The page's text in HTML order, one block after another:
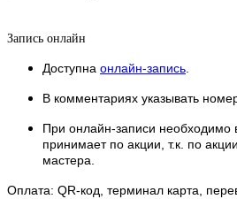
Запись онлайн
Доступна онлайн-запись
В комментариях указывать
При онлайн-записи необходимо
принимает по акции, т.к. по
мастера.
Оплата: QR-код, терминал карта,